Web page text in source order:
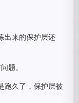
出来的保护层还
题。
跑久了，保护层被